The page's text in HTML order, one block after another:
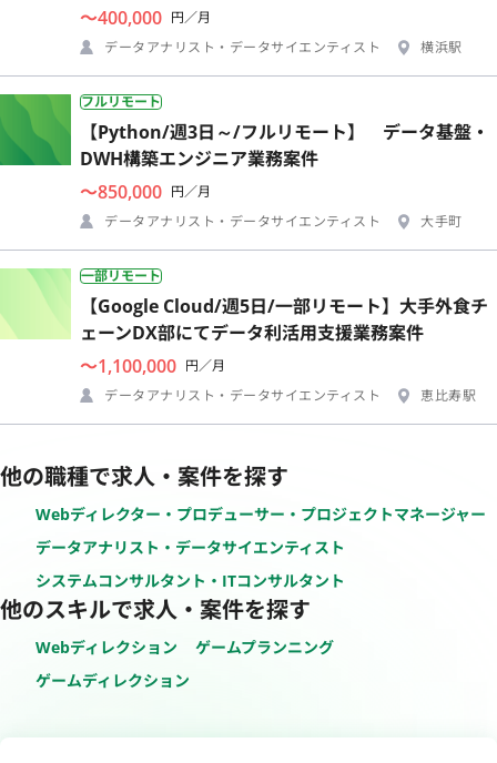
〜400,000 円／月
データアナリスト・データサイエンティスト
横浜駅
フルリモート
【Python/週3日～/フルリモート】 データ基盤・
DWH構築エンジニア業務案件
〜850,000 円／月
データアナリスト・データサイエンティスト
大手町
一部リモート
【Google Cloud/週5日/一部リモート】大手外食チ
ェーンDX部にてデータ利活用支援業務案件
〜1,100,000 円／月
データアナリスト・データサイエンティスト
恵比寿駅
他の職種で求人・案件を探す
Webディレクター・プロデューサー・プロジェクトマネージャー
データアナリスト・データサイエンティスト
システムコンサルタント・ITコンサルタント
他のスキルで求人・案件を探す
Webディレクション
ゲームプランニング
ゲームディレクション